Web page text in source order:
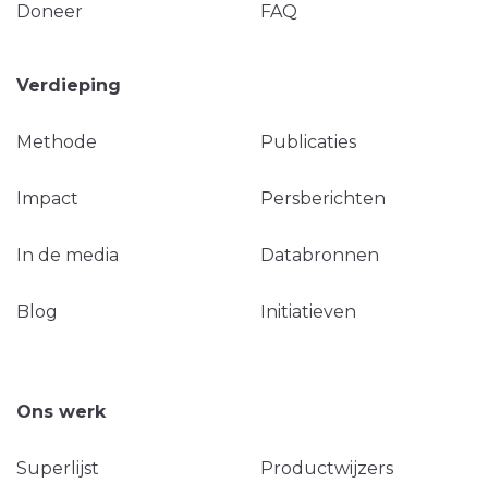
Doneer FAQ
Verdieping
Methode Publicaties
Impact Persberichten
In de media Databronnen
Blog Initiatieven
Ons werk
Superlijst Productwijzers